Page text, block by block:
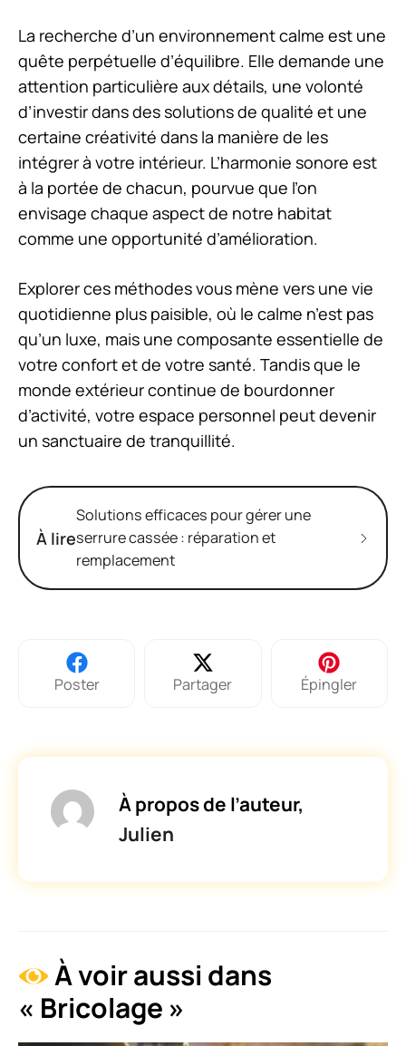
La recherche d’un environnement calme est une
quête perpétuelle d’équilibre. Elle demande une
attention particulière aux détails, une volonté
d’investir dans des solutions de qualité et une
certaine créativité dans la manière de les
intégrer à votre intérieur. L’harmonie sonore est
à la portée de chacun, pourvue que l’on
envisage chaque aspect de notre habitat
comme une opportunité d’amélioration.
Explorer ces méthodes vous mène vers une vie
quotidienne plus paisible, où le calme n’est pas
qu’un luxe, mais une composante essentielle de
votre confort et de votre santé. Tandis que le
monde extérieur continue de bourdonner
d’activité, votre espace personnel peut devenir
un sanctuaire de tranquillité.
À lire
Solutions efficaces pour gérer une
serrure cassée : réparation et
remplacement
Poster Partager Épingler
À propos de l’auteur,
Julien
À voir aussi dans
« Bricolage »